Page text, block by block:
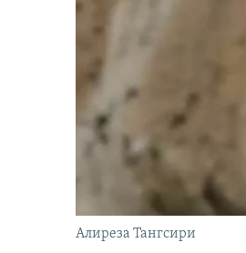
Алиреза Тангсири